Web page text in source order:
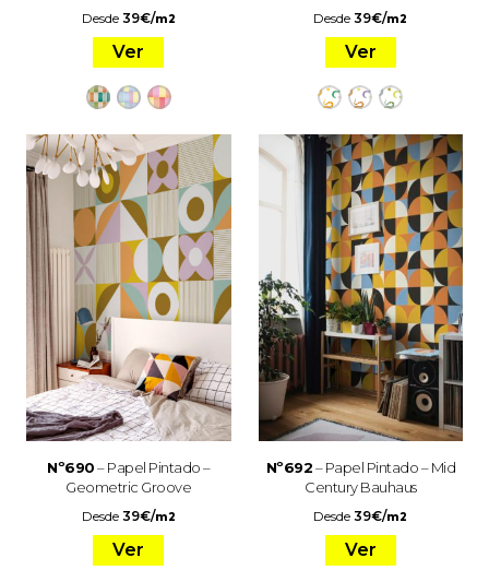
Desde 39€/m2
Ver
Desde39€/m2
Ver
Nº690– Papel Pintado –
Geometric Groove
Desde 39€/m2
Ver
Nº692– Papel Pintado – Mid
Century Bauhaus
Desde39€/m2
Ver